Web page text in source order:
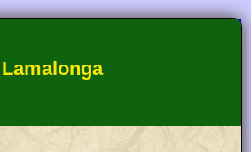
Lamalonga